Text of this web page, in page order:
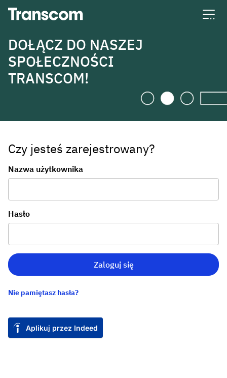
Transcom
DOŁĄCZ DO NASZEJ
SPOŁECZNOŚCI
TRANSCOM!
Czy jesteś zarejestrowany?
Logowanie
Nazwa użytkownika
Hasło
Zaloguj się
Nie pamiętasz hasła?
Aplikuj przez Indeed